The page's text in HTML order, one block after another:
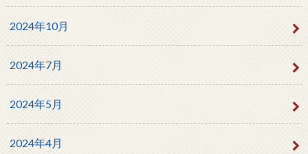
2024年10月
2024年7月
2024年5月
2024年4月